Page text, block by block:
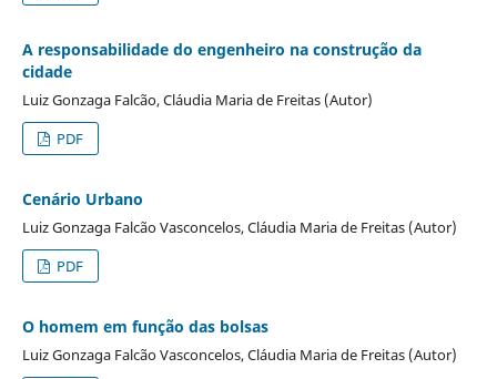
A responsabilidade do engenheiro na construção da
cidade
Luiz Gonzaga Falcão, Cláudia Maria de Freitas (Autor)
PDF
Cenário Urbano
Luiz Gonzaga Falcão Vasconcelos, Cláudia Maria de Freitas (Autor)
PDF
O homem em função das bolsas
Luiz Gonzaga Falcão Vasconcelos, Cláudia Maria de Freitas (Autor)